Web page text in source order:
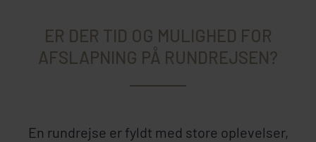
ER DER TID OG MULIGHED FOR
AFSLAPNING PÅ RUNDREJSEN?
En rundrejse er fyldt med store oplevelser,